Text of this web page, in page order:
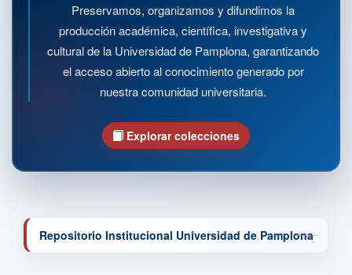
Preservamos, organizamos y difundimos la
producción académica, científica, investigativa y
cultural de la Universidad de Pamplona, garantizando
el acceso abierto al conocimiento generado por
nuestra comunidad universitaria.
Explorar colecciones
Repositorio Institucional Universidad de Pamplona